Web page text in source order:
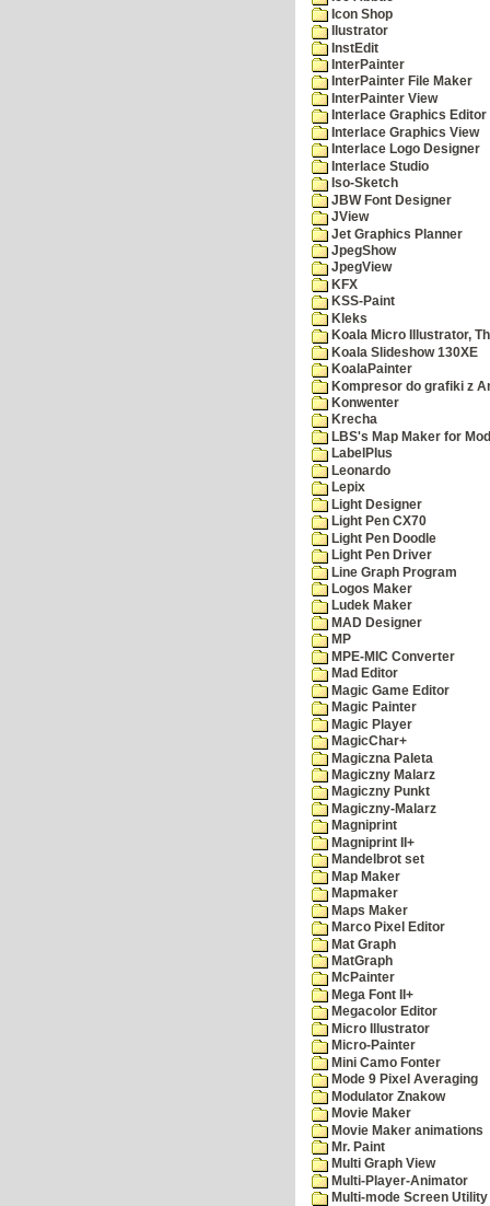
Icon Shop
Ilustrator
InstEdit
InterPainter
InterPainter File Maker
InterPainter View
Interlace Graphics Editor
Interlace Graphics View
Interlace Logo Designer
Interlace Studio
Iso-Sketch
JBW Font Designer
JView
Jet Graphics Planner
JpegShow
JpegView
KFX
KSS-Paint
Kleks
Koala Micro Illustrator,
Koala Slideshow 130XE
KoalaPainter
Kompresor do grafiki z
Konwenter
Krecha
LBS's Map Maker for
LabelPlus
Leonardo
Lepix
Light Designer
Light Pen CX70
Light Pen Doodle
Light Pen Driver
Line Graph Program
Logos Maker
Ludek Maker
MAD Designer
MP
MPE-MIC Converter
Mad Editor
Magic Game Editor
Magic Painter
Magic Player
MagicChar+
Magiczna Paleta
Magiczny Malarz
Magiczny Punkt
Magiczny-Malarz
Magniprint
Magniprint II+
Mandelbrot set
Map Maker
Mapmaker
Maps Maker
Marco Pixel Editor
Mat Graph
MatGraph
McPainter
Mega Font II+
Megacolor Editor
Micro Illustrator
Micro-Painter
Mini Camo Fonter
Mode 9 Pixel Averaging
Modulator Znakow
Movie Maker
Movie Maker animations
Mr. Paint
Multi Graph View
Multi-Player-Animator
Multi-mode Screen Utility